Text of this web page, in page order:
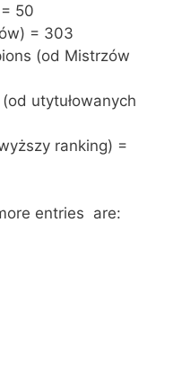
50
= 303
(od Mistrzów
utytułowanych
ranking) =
entries are: